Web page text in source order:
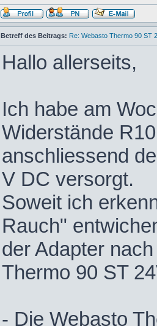
Betreff des Beitrags: Re: Webasto Thermo 90 ST
Hallo allerseits,
Ich habe am
Widerstände
anschliessend
V DC versorgt.
Soweit ich
Rauch"
der Adapter
Thermo 90 ST
- Die Webasto